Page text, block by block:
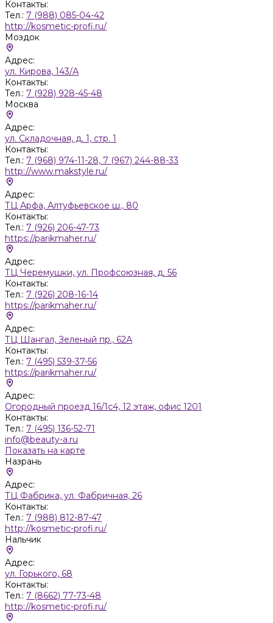
Контакты:
Тел.: 7 (988) 085-04-42
http://kosmetic-profi.ru/
Моздок
Адрес:
ул. Кирова, 143/А
Контакты:
Тел.: 7 (928) 928-45-48
Москва
Адрес:
ул. Складочная, д. 1, стр. 1
Контакты:
Тел.: 7 (968) 974-11-28, 7 (967) 244-88-33
http://www.makstyle.ru/
Адрес:
ТЦ Арфа, Алтуфьевское ш., 80
Контакты:
Тел.: 7 (926) 206-47-73
https://parikmaher.ru/
Адрес:
ТЦ Черемушки, ул. Профсоюзная, д. 56
Контакты:
Тел.: 7 (926) 208-16-14
https://parikmaher.ru/
Адрес:
ТЦ Шангал, Зеленый пр., 62А
Контакты:
Тел.: 7 (495) 539-37-56
https://parikmaher.ru/
Адрес:
Огородный проезд 16/1с4, 12 этаж, офис 1201
Контакты:
Тел.: 7 (495) 136-52-71
info@beauty-a.ru
Показать на карте
Назрань
Адрес:
ТЦ Фабрика, ул. Фабричная, 26
Контакты:
Тел.: 7 (988) 812-87-47
http://kosmetic-profi.ru/
Нальчик
Адрес:
ул. Горького, 68
Контакты:
Тел.: 7 (8662) 77-73-48
http://kosmetic-profi.ru/